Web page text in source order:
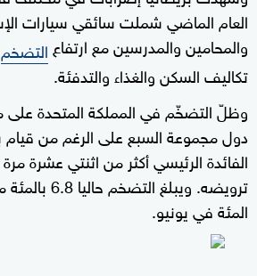
العام الماضي شملت سائقي سيارات
والمحامين والمدرسين مع ارتفاعالتضخم
تكاليف السكن والغذاء والتدفئة.
وظلّ التضخّم في المملكة المتحدة على
دول مجموعة السبع على الرغم من قيام
الفائدة الرئيسي أكثر من اثنتي عشرة مرة
المئة في يونيو.